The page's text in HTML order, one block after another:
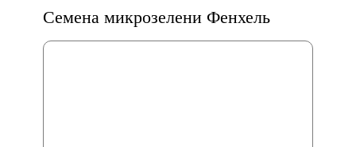
Семена микрозелени Фенхель